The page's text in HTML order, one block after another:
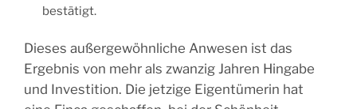
bestätigt.
Dieses außergewöhnliche Anwesen ist das
Ergebnis von mehr als zwanzig Jahren Hingabe
und Investition. Die jetzige Eigentümerin hat